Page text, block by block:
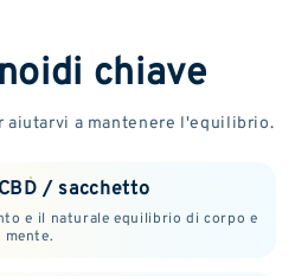
chiave
aiutarvi a mantenere l'equilibrio.
/ sacchetto
e il naturale equilibrio di corpo e
mente.